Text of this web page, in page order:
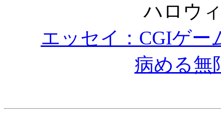
ハロウ
エッセイ：CGIゲー
病める無